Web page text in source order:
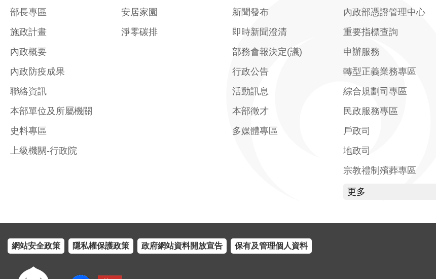
部長專區
施政計畫
內政概要
內政防疫成果
聯絡資訊
本部單位及所屬機關
史料專區
上級機關-行政院
安居家園
淨零碳排
新聞發布
即時新聞澄清
部務會報決定(議)
行政公告
活動訊息
本部徵才
多媒體專區
內政部憑證管理中心
重要指標查詢
申辦服務
轉型正義業務專區
綜合規劃司專區
民政服務專區
戶政司
地政司
宗教禮制殯葬專區
更多
網站安全政策 隱私權保護政策 政府網站資料開放宣告 保有及管理個人資料